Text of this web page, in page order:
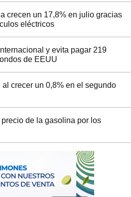
crecen un 17,8% en julio gracias
eléctricos
y evita pagar 219
de EEUU
crecer un 0,8% en el segundo
de la gasolina por los